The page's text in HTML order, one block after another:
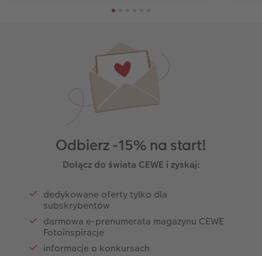
Odbierz -15% na start!
Dołącz do świata CEWE i zyskaj:
dedykowane oferty tylko dla
subskrybentów
darmowa e-prenumerata magazynu CEWE
Fotoinspiracje
informacje o konkursach